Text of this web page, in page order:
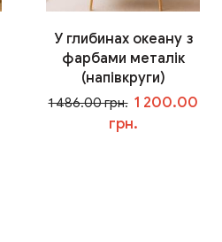
У глибинах океану з
фарбами металік
(напівкруги)
1 486.00 грн. 1 200.00
грн.